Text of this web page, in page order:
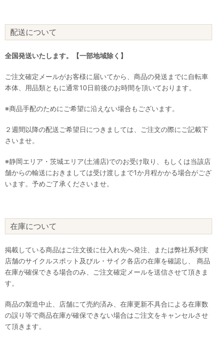
配送について
全国発送いたします。【一部地域除く】
ご注文確定メールがお客様に届いてから、商品の発送までに自転車
本体、用品類ともに通常10日前後のお時間を頂いております。
※商品手配のためにご希望に沿えない場合もございます。
２週間以降の配送ご希望日につきましては、ご注文の際にご記載下
さいませ。
※静岡エリア・茨城エリア(土浦店)でのお受け取り、もしくは当該店
舗からの輸送におきましては受け渡しまで1か月程かかる場合がござ
います。予めご了承くださいませ。
在庫について
掲載している商品はご注文後に仕入れ先へ発注、または弊社系列実
店舗のサイクルスポット及びル・サイク各店の在庫を確認し、 商品
在庫が確保できる場合のみ、ご注文確定メールを送信させて頂きま
す。
商品の製造中止、店舗にて売約済み、在庫更新不具合による在庫数
の誤り等で商品在庫が確保できない場合はご注文をキャンセルさせ
て頂きます。